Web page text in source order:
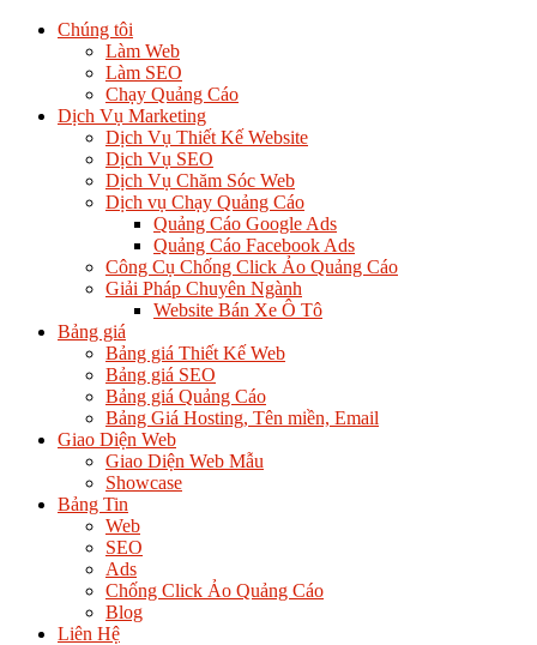
Chúng tôi
Làm Web
Làm SEO
Chạy Quảng Cáo
Dịch Vụ Marketing
Dịch Vụ Thiết Kế Website
Dịch Vụ SEO
Dịch Vụ Chăm Sóc Web
Dịch vụ Chạy Quảng Cáo
Quảng Cáo Google Ads
Quảng Cáo Facebook Ads
Công Cụ Chống Click Ảo Quảng Cáo
Giải Pháp Chuyên Ngành
Website Bán Xe Ô Tô
Bảng giá
Bảng giá Thiết Kế Web
Bảng giá SEO
Bảng giá Quảng Cáo
Bảng Giá Hosting, Tên miền, Email
Giao Diện Web
Giao Diện Web Mẫu
Showcase
Bảng Tin
Web
SEO
Ads
Chống Click Ảo Quảng Cáo
Blog
Liên Hệ